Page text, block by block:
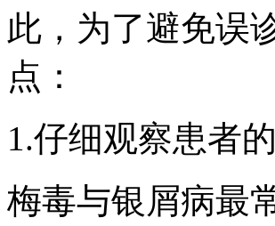
此，为了避免误
点：
1.仔细观察患者
梅毒与银屑病最